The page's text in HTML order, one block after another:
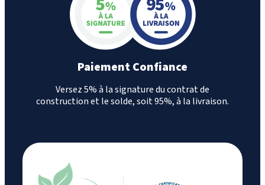
Paiement Confiance
Versez 5% à la signature du contrat de
construction et le solde, soit 95%, à la livraison.